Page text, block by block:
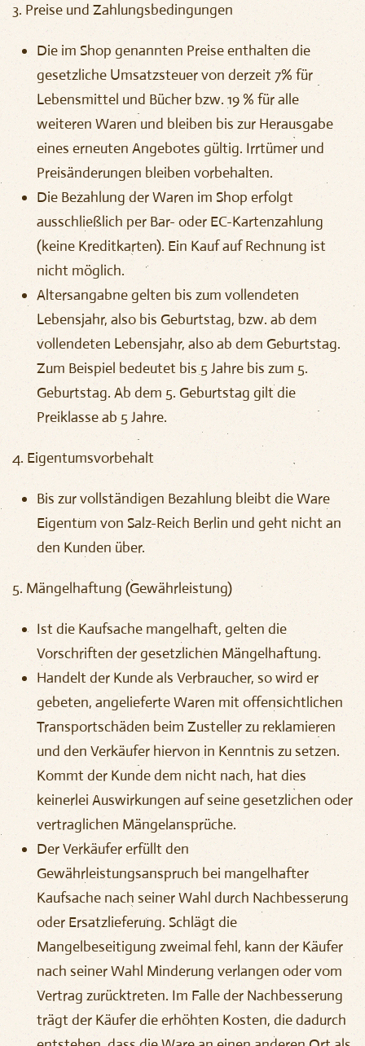
3. Preise und Zahlungsbedingungen
Die im Shop genannten Preise enthalten die
gesetzliche Umsatzsteuer von derzeit 7% für
Lebensmittel und Bücher bzw. 19 % für alle
weiteren Waren und bleiben bis zur Herausgabe
eines erneuten Angebotes gültig. Irrtümer und
Preisänderungen bleiben vorbehalten.
Die Bezahlung der Waren im Shop erfolgt
ausschließlich per Bar- oder EC-Kartenzahlung
(keine Kreditkarten). Ein Kauf auf Rechnung ist
nicht möglich.
Altersangabne gelten bis zum vollendeten
Lebensjahr, also bis Geburtstag, bzw. ab dem
vollendeten Lebensjahr, also ab dem Geburtstag.
Zum Beispiel bedeutet bis 5 Jahre bis zum 5.
Geburtstag. Ab dem 5. Geburtstag gilt die
Preiklasse ab 5 Jahre.
4. Eigentumsvorbehalt
Bis zur vollständigen Bezahlung bleibt die Ware
Eigentum von Salz-Reich Berlin und geht nicht an
den Kunden über.
5. Mängelhaftung (Gewährleistung)
Ist die Kaufsache mangelhaft, gelten die
Vorschriften der gesetzlichen Mängelhaftung.
Handelt der Kunde als Verbraucher, so wird er
gebeten, angelieferte Waren mit offensichtlichen
Transportschäden beim Zusteller zu reklamieren
und den Verkäufer hiervon in Kenntnis zu setzen.
Kommt der Kunde dem nicht nach, hat dies
keinerlei Auswirkungen auf seine gesetzlichen oder
vertraglichen Mängelansprüche.
Der Verkäufer erfüllt den
Gewährleistungsanspruch bei mangelhafter
Kaufsache nach seiner Wahl durch Nachbesserung
oder Ersatzlieferung. Schlägt die
Mangelbeseitigung zweimal fehl, kann der Käufer
nach seiner Wahl Minderung verlangen oder vom
Vertrag zurücktreten. Im Falle der Nachbesserung
trägt der Käufer die erhöhten Kosten, die dadurch